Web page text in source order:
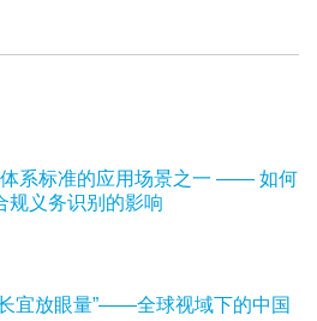
系标准的应用场景之一 —— 如何
规义务识别的影响
宜放眼量”——全球视域下的中国